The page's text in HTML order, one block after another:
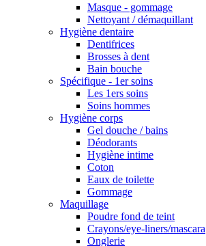
Masque - gommage
Nettoyant / démaquillant
Hygiène dentaire
Dentifrices
Brosses à dent
Bain bouche
Spécifique - 1er soins
Les 1ers soins
Soins hommes
Hygiène corps
Gel douche / bains
Déodorants
Hygiène intime
Coton
Eaux de toilette
Gommage
Maquillage
Poudre fond de teint
Crayons/eye-liners/mascara
Onglerie